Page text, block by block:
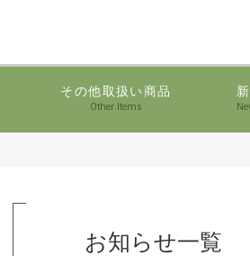
その他取扱い商品
Other Items
お知らせ一覧